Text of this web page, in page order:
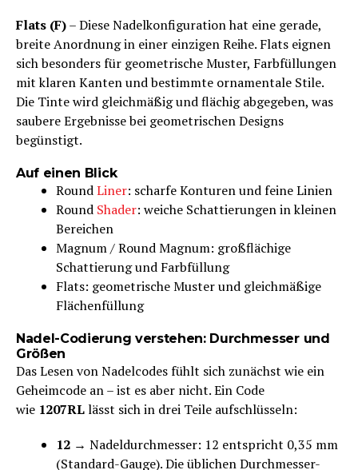
Flats (F)– Diese Nadelkonfiguration hat eine gerade,
breite Anordnung in einer einzigen Reihe. Flats eignen
sich besonders für geometrische Muster, Farbfüllungen
mit klaren Kanten und bestimmte ornamentale Stile.
Die Tinte wird gleichmäßig und flächig abgegeben, was
saubere Ergebnisse bei geometrischen Designs
begünstigt.
Auf einen Blick
RoundLiner: scharfe Konturen und feine Linien
Round Shader: weiche Schattierungen in kleinen
Bereichen
Magnum / Round Magnum: großflächige
Schattierung und Farbfüllung
Flats: geometrische Muster und gleichmäßige
Flächenfüllung
Nadel-Codierung verstehen: Durchmesser und
Größen
Das Lesen von Nadelcodes fühlt sich zunächst wie ein
Geheimcode an – ist es aber nicht. Ein Code
wie 1207RLlässt sich in drei Teile aufschlüsseln:
12 → Nadeldurchmesser: 12 entspricht 0,35 mm
(Standard-Gauge). Die üblichen Durchmesser-